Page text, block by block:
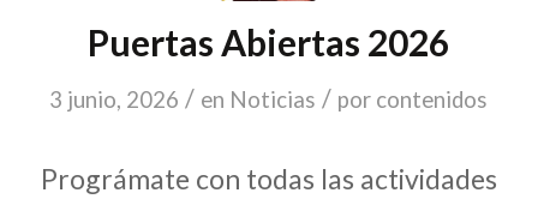
Puertas Abiertas 2026
3 junio, 2026 / en Noticias / por contenidos
Prográmate con todas las actividades